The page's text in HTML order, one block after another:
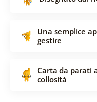
Una semplice
gestire
Carta da parati
collosità